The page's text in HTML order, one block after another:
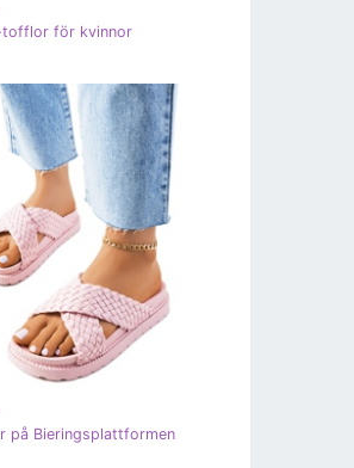
tofflor för kvinnor
på Bieringsplattformen